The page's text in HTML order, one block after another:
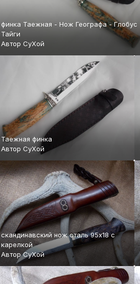
финка Таежная - Нож Географа - Глобус
Тайги
Автор СуХой
Таежная финка
Автор СуХой
скандинавский нож сталь 95х18 с
карелкой
АвторСуХой